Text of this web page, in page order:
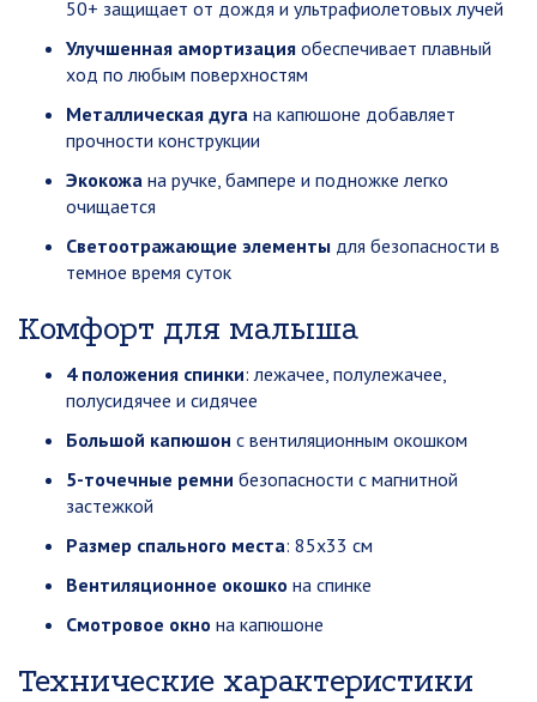
50+ защищает от дождя и ультрафиолетовых лучей
Улучшенная амортизация обеспечивает плавный
ход по любым поверхностям
Металлическая дуга на капюшоне добавляет
прочности конструкции
Экокожа на ручке, бампере и подножке легко
очищается
Светоотражающие элементы для безопасности в
темное время суток
Комфорт для малыша
4 положения спинки: лежачее, полулежачее,
полусидячее и сидячее
Большой капюшон с вентиляционным окошком
5-точечные ремни безопасности с магнитной
застежкой
Размер спального места: 85х33 см
Вентиляционное окошко на спинке
Смотровое окно на капюшоне
Технические характеристики